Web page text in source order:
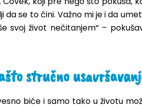
da se to čini. Važno mi je i da
svoj život nečitanjem“ –
stručno
biće i samo tako u životu